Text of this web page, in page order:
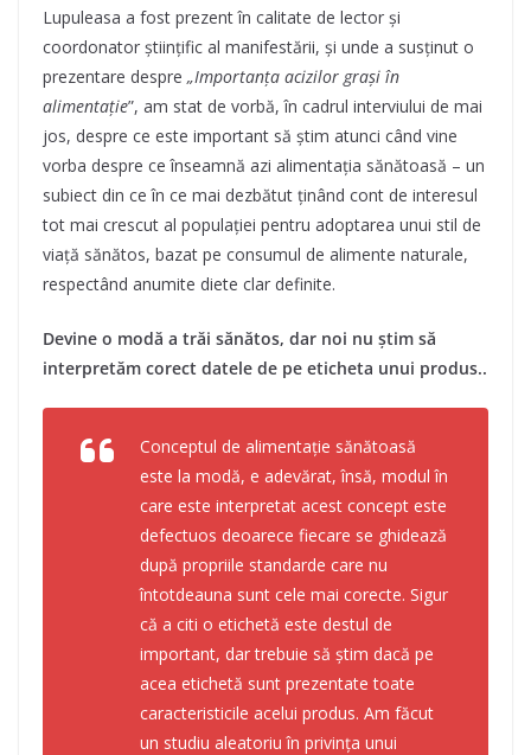
Lupuleasa a fost prezent în calitate de lector și
coordonator științific al manifestării, și unde a susținut o
prezentare despre „Importanța acizilor grași în
alimentație”, am stat de vorbă, în cadrul interviului de mai
jos, despre ce este important să știm atunci când vine
vorba despre ce înseamnă azi alimentația sănătoasă – un
subiect din ce în ce mai dezbătut ținând cont de interesul
tot mai crescut al populației pentru adoptarea unui stil de
viață sănătos, bazat pe consumul de alimente naturale,
respectând anumite diete clar definite.
Devine o modă a trăi sănătos, dar noi nu știm să
interpretăm corect datele de pe eticheta unui produs..
Conceptul de alimentație sănătoasă
este la modă, e adevărat, însă, modul în
care este interpretat acest concept este
defectuos deoarece fiecare se ghidează
după propriile standarde care nu
întotdeauna sunt cele mai corecte. Sigur
că a citi o etichetă este destul de
important, dar trebuie să știm dacă pe
acea etichetă sunt prezentate toate
caracteristicile acelui produs. Am făcut
un studiu aleatoriu în privința unui